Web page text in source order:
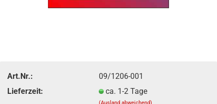
Art.Nr.:
09/1206-001
Lieferzeit:
ca. 1-2 Tage
(Ausland abweichend)